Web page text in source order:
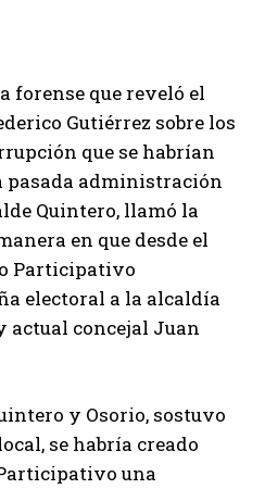
forense que reveló el
Gutiérrez sobre los
que se habrían
pasada administración
Quintero, llamó la
en que desde el
Participativo
electoral a la alcaldía
actual concejal Juan
y Osorio, sostuvo
se habría creado
una